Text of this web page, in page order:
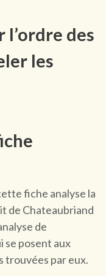
des
les
fiche analyse la
de Chateaubriand
de
se posent aux
trouvées par eux.